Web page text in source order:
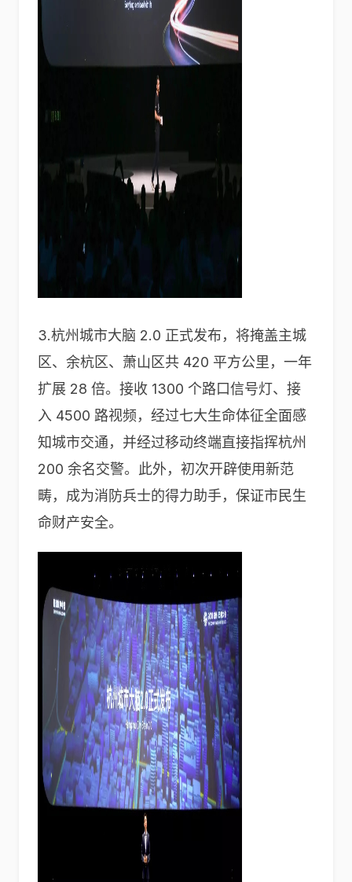
3.杭州城市大脑 2.0 正式发布，将掩盖主城
区、余杭区、萧山区共 420 平方公里，一年
扩展 28 倍。接收 1300 个路口信号灯、接
入 4500 路视频，经过七大生命体征全面感
知城市交通，并经过移动终端直接指挥杭州
200 余名交警。此外，初次开辟使用新范
畴，成为消防兵士的得力助手，保证市民生
命财产安全。